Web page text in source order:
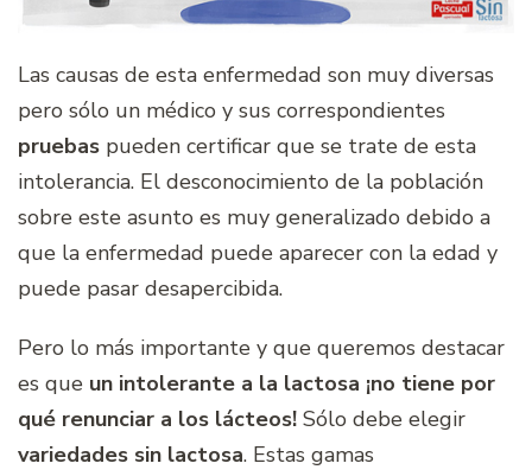
Las causas de esta enfermedad son muy diversas
pero sólo un médico y sus correspondientes
pruebas pueden certificar que se trate de esta
intolerancia. El desconocimiento de la población
sobre este asunto es muy generalizado debido a
que la enfermedad puede aparecer con la edad y
puede pasar desapercibida.
Pero lo más importante y que queremos destacar
es que un intolerante a la lactosa ¡no tiene por
qué renunciar a los lácteos! Sólo debe elegir
variedades sin lactosa. Estas gamas